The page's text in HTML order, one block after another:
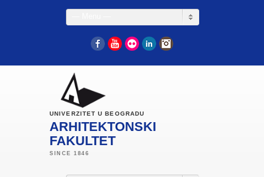
FacebookYouTube
Flickr LinkedIn
UNIVERZITET U BEOGRADU
ARHITEKTONSKI
FAKULTET